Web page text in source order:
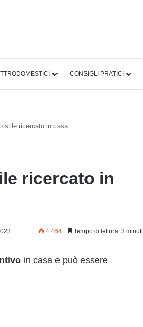
CONSIGLI PRATICI
stile ricercato in casa
ricercato in
4.464 Tempo di lettura: 3 minuti
in casa e può essere